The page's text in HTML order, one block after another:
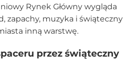
Rynek Główny wygląda
zapachy, muzyka i świąteczny
inną warstwę.
przez świąteczny